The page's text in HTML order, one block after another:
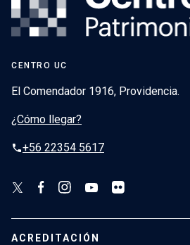
CENTRO UC
El Comendador 1916, Providencia.
¿Cómo llegar?
phone+56 22354 5617
ACREDITACIÓN